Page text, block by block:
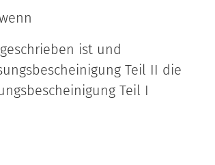
ist und
Teil II die
Teil I